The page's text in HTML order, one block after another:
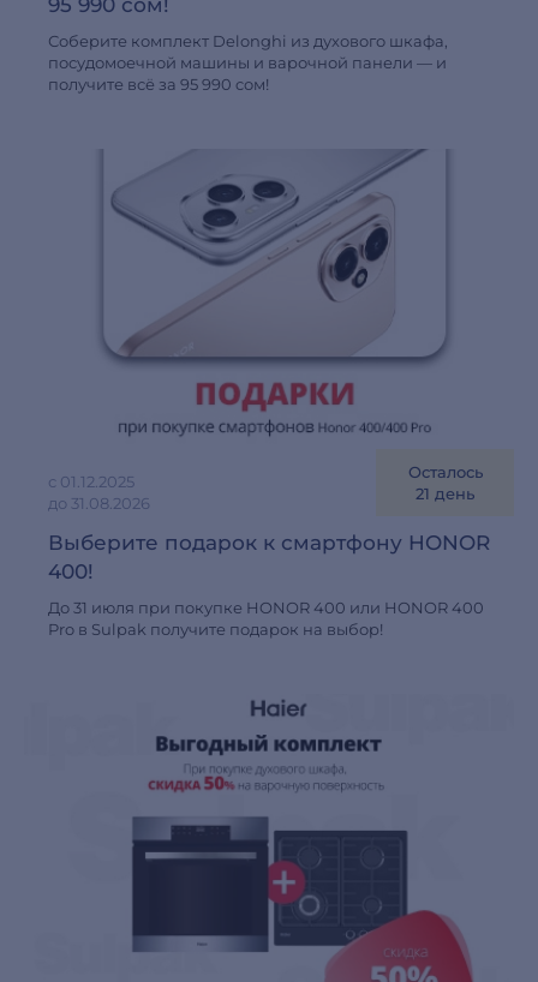
95 990 сом!
Соберите комплект Delonghi из духового шкафа,
посудомоечной машины и варочной панели — и
получите всё за 95 990 cом!
с 01.12.2025
до 31.08.2026
Осталось
21 день
Выберите подарок к смартфону HONOR
400!
До 31 июля при покупке HONOR 400 или HONOR 400
Pro в Sulpak получите подарок на выбор!